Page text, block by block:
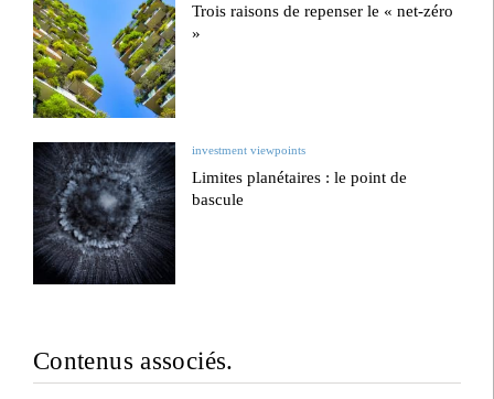
Trois raisons de repenser le « net-zéro
»
investment viewpoints
Limites planétaires : le point de
bascule
Contenus associés.